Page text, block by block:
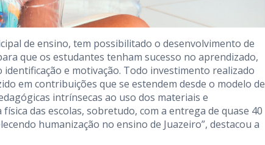
de ensino, tem possibilitado o desenvolvimento de
que os estudantes tenham sucesso no aprendizado,
e motivação. Todo investimento realizado
em contribuições que se estendem desde o modelo de
intrínsecas ao uso dos materiais e
das escolas, sobretudo, com a entrega de quase 40
humanização no ensino de Juazeiro”, destacou a